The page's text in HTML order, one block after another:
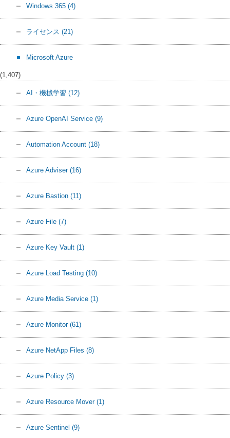
Windows 365 (4)
ライセンス (21)
Microsoft Azure
(1,407)
AI・機械学習 (12)
Azure OpenAI Service (9)
Automation Account (18)
Azure Adviser (16)
Azure Bastion (11)
Azure File (7)
Azure Key Vault (1)
Azure Load Testing (10)
Azure Media Service (1)
Azure Monitor (61)
Azure NetApp Files (8)
Azure Policy (3)
Azure Resource Mover (1)
Azure Sentinel (9)